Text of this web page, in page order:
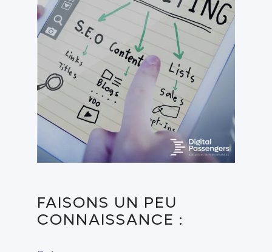
FAISONS UN PEU
CONNAISSANCE :